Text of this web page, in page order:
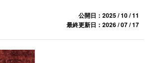
公開日：2025 / 10 / 11
最終更新日：2026 / 07 / 17